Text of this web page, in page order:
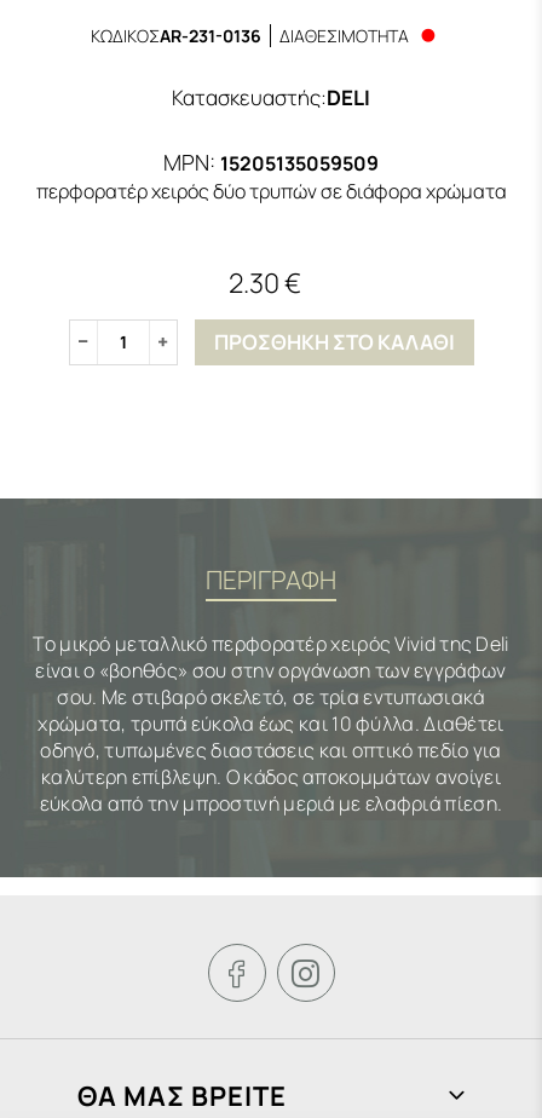
ΚΩΔΙΚΟΣAR-231-0136 ΔΙΑΘΕΣΙΜΟΤΗΤΑ
Κατασκευαστής:DELI
MPN: 15205135059509
περφορατέρ χειρός δύο τρυπών σε διάφορα χρώματα
2.30 €
1 ΠΡΟΣΘΗΚΗ ΣΤΟ ΚΑΛΑΘΙ
ΠΕΡΙΓΡΑΦΗ
Το μικρό μεταλλικό περφορατέρ χειρός Vivid της Deli
είναι ο «βοηθός» σου στην οργάνωση των εγγράφων
σου. Με στιβαρό σκελετό, σε τρία εντυπωσιακά
χρώματα, τρυπά εύκολα έως και 10 φύλλα. Διαθέτει
οδηγό, τυπωμένες διαστάσεις και οπτικό πεδίο για
καλύτερη επίβλεψη. Ο κάδος αποκομμάτων ανοίγει
εύκολα από την μπροστινή μεριά με ελαφριά πίεση.
 
ΘΑ ΜΑΣ ΒΡΕΙΤΕ